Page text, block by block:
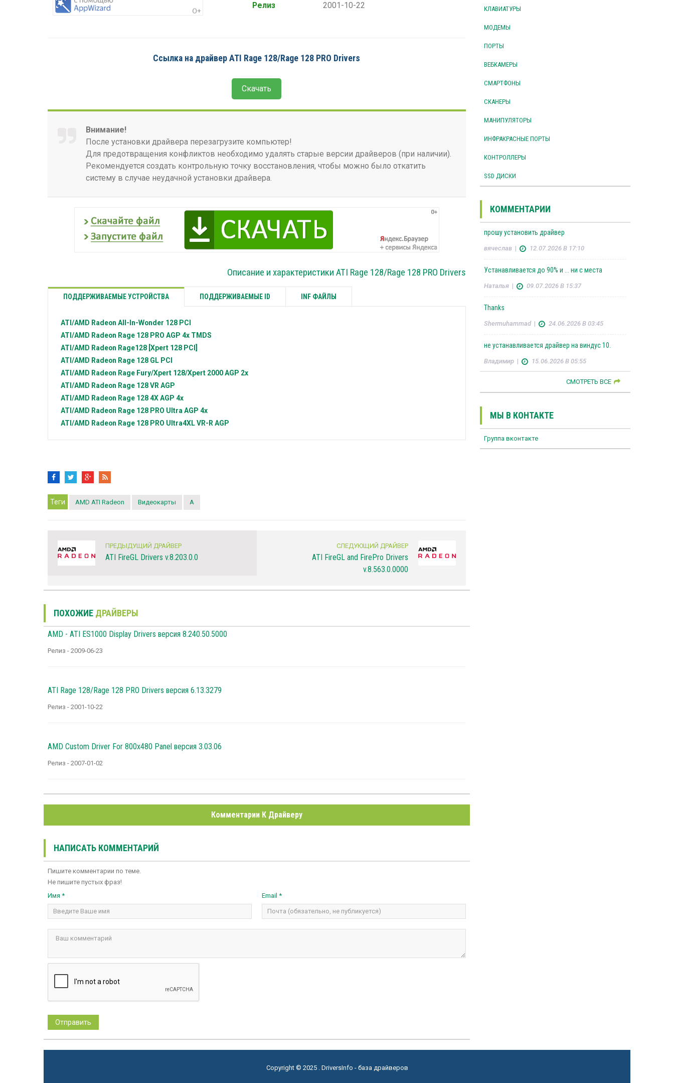
Релиз 2001-10-22
Ссылка на драйвер ATI Rage 128/Rage 128 PRO Drivers
Скачать
Внимание!
После установки драйвера перезагрузите компьютер!
Для предотвращения конфликтов необходимо удалять старые версии драйверов (при наличии).
Рекомендуется создать контрольную точку восстановления, чтобы можно было откатить
систему в случае неудачной установки драйвера.
Описание и характеристики ATI Rage 128/Rage 128 PRO Drivers
ПОДДЕРЖИВАЕМЫЕ УСТРОЙСТВА ПОДДЕРЖИВАЕМЫЕ ID INF ФАЙЛЫ
ATI/AMD Radeon All-In-Wonder 128 PCI
ATI/AMD Radeon Rage 128 PRO AGP 4x TMDS
ATI/AMD Radeon Rage128 [Xpert 128 PCI]
ATI/AMD Radeon Rage 128 GL PCI
ATI/AMD Radeon Rage Fury/Xpert 128/Xpert 2000 AGP 2x
ATI/AMD Radeon Rage 128 VR AGP
ATI/AMD Radeon Rage 128 4X AGP 4x
ATI/AMD Radeon Rage 128 PRO Ultra AGP 4x
ATI/AMD Radeon Rage 128 PRO Ultra4XL VR-R AGP
Теги AMD ATI Radeon Видеокарты A
ПРЕДЫДУЩИЙ ДРАЙВЕР
ATI FireGL Drivers v.8.203.0.0
СЛЕДУЮЩИЙ ДРАЙВЕР
ATI FireGL and FirePro Drivers
v.8.563.0.0000
ПОХОЖИЕ ДРАЙВЕРЫ
AMD - ATI ES1000 Display Drivers версия 8.240.50.5000
Релиз - 2009-06-23
ATI Rage 128/Rage 128 PRO Drivers версия 6.13.3279
Релиз - 2001-10-22
AMD Custom Driver For 800x480 Panel версия 3.03.06
Релиз - 2007-01-02
Комментарии К Драйверу
НАПИСАТЬ КОММЕНТАРИЙ
Пишите комментарии по теме.
Не пишите пустых фраз!
Имя *
Email *
КЛАВИАТУРЫ
МОДЕМЫ
ПОРТЫ
ВЕБКАМЕРЫ
СМАРТФОНЫ
СКАНЕРЫ
МАНИПУЛЯТОРЫ
ИНФРАКРАСНЫЕ ПОРТЫ
КОНТРОЛЛЕРЫ
SSD ДИСКИ
КОММЕНТАРИИ
прошу установить драйвер
вячеслав| 12.07.2026 В 17:10
Устанавливается до 90% и ... ни с места
Наталья| 09.07.2026 В 15:37
Thanks
Shermuhammad| 24.06.2026 В 03:45
не устанавливается драйвер на виндус 10.
Владимир| 15.06.2026 В 05:55
СМОТРЕТЬ ВСЕ
МЫ В КОНТАКТЕ
Группа вконтакте
Copyright © 2025 . DriversInfo - база драйверов